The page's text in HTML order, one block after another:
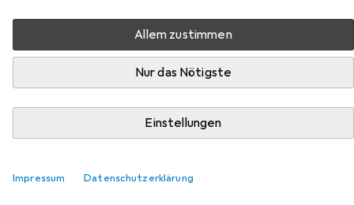
Allem zustimmen
Nur das Nötigste
Einstellungen
Impressum Datenschutzerklärung
Kategorie Türschloss + Schliesszylinder.
Relevanz
Produktliste
Türschloss + Schliesszylinder